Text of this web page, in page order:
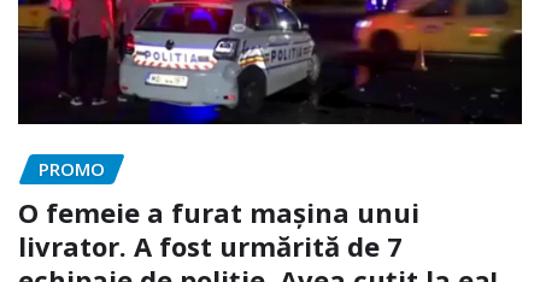
PROMO
O femeie a furat mașina unui
livrator. A fost urmărită de 7